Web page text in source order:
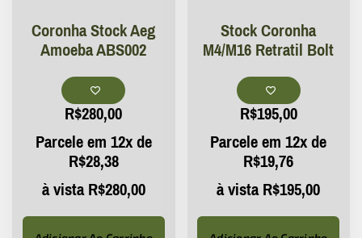
Coronha Stock Aeg
Amoeba ABS002
R$280,00
Parcele em 12x de
R$28,38
à vistaR$280,00
Stock Coronha
M4/M16 Retratil Bolt
R$195,00
Parcele em 12x de
R$19,76
à vistaR$195,00